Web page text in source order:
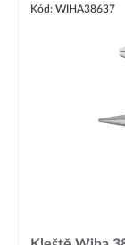
Kód: WIHA38637